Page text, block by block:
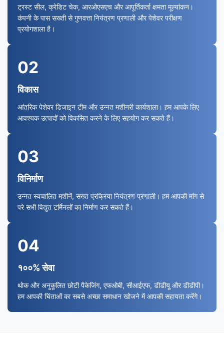
ट्रस्ट सील, क्रेडिट चेक, आरओएसएच और आपूर्तिकर्ता क्षमता मूल्यांकन।
कंपनी के पास सख्ती से गुणवत्ता नियंत्रण प्रणाली और पेशेवर परीक्षण
प्रयोगशाला है।
02
विकास
आंतरिक पेशेवर डिजाइन टीम और उन्नत मशीनरी कार्यशाला। हम आपके लिए
आवश्यक उत्पादों को विकसित करने के लिए सहयोग कर सकते हैं।
03
विनिर्माण
उन्नत स्वचालित मशीनें, सख्त प्रक्रिया नियंत्रण प्रणाली। हम आपकी मांग से
परे सभी विद्युत टर्मिनलों का निर्माण कर सकते हैं।
04
१००% सेवा
थोक और अनुकूलित छोटी पैकेजिंग, एफओबी, सीआईएफ, डीडीयू और डीडीपी।
हम आपकी चिंताओं का सबसे अच्छा समाधान खोजने में आपकी सहायता करेंगे।